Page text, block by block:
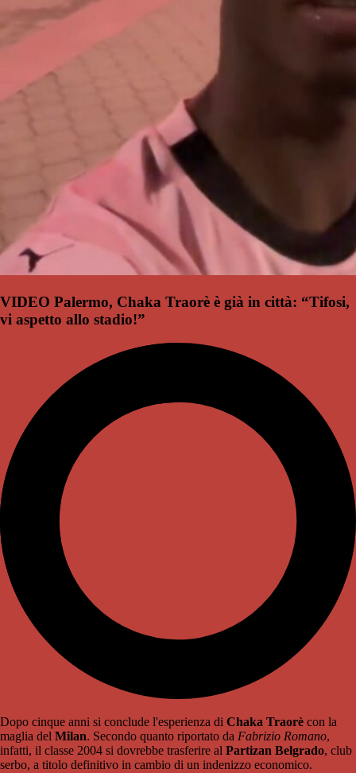
VIDEO Palermo, Chaka Traorè è già in città: “Tifosi,
vi aspetto allo stadio!”
Dopo cinque anni si conclude l'esperienza di Chaka Traorè con la
maglia del Milan. Secondo quanto riportato da Fabrizio Romano,
infatti, il classe 2004 si dovrebbe trasferire al Partizan Belgrado, club
serbo, a titolo definitivo in cambio di un indenizzo economico.